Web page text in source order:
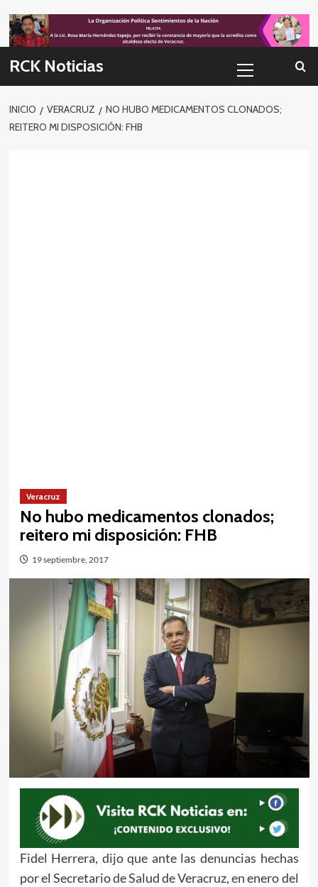
to
content
RCK Noticias
primario
INICIO VERACRUZ
NO HUBO MEDICAMENTOS CLONADOS;
REITERO MI DISPOSICIÓN: FHB
Veracruz
No hubo medicamentos clonados;
reitero mi disposición: FHB
19 septiembre, 2017
Fidel Herrera, dijo que ante las denuncias hechas
por el Secretario de Salud de Veracruz, en enero del